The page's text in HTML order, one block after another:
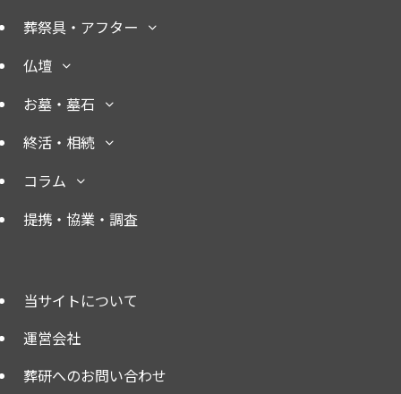
葬祭具・アフター
仏壇
お墓・墓石
終活・相続
コラム
提携・協業・調査
当サイトについて
運営会社
葬研へのお問い合わせ